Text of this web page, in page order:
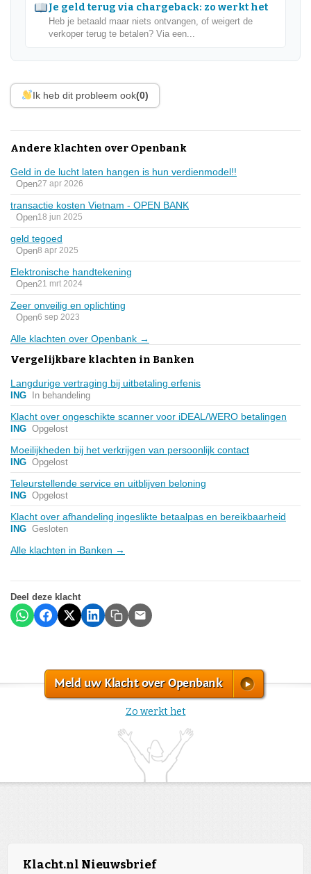
Je geld terug via chargeback: zo werkt het
Heb je betaald maar niets ontvangen, of weigert de
verkoper terug te betalen? Via een...
Ik heb dit probleem ook(0)
Andere klachten over Openbank
Geld in de lucht laten hangen is hun verdienmodel!!
Open27 apr 2026
transactie kosten Vietnam - OPEN BANK
Open18 jun 2025
geld tegoed
Open8 apr 2025
Elektronische handtekening
Open21 mrt 2024
Zeer onveilig en oplichting
Open6 sep 2023
Alle klachten over Openbank →
Vergelijkbare klachten in Banken
Langdurige vertraging bij uitbetaling erfenis
ING In behandeling
Klacht over ongeschikte scanner voor iDEAL/WERO betalingen
ING Opgelost
Moeilijkheden bij het verkrijgen van persoonlijk contact
ING Opgelost
Teleurstellende service en uitblijven beloning
ING Opgelost
Klacht over afhandeling ingeslikte betaalpas en bereikbaarheid
ING Gesloten
Alle klachten in Banken →
Deel deze klacht
Meld uw Klacht over Openbank
Zo werkt het
Klacht.nl Nieuwsbrief